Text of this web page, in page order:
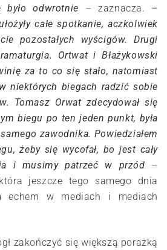
było odwrotnie – zaznacza. –
całe spotkanie, aczkolwiek
pozostałych wyścigów. Drugi
Ortwat i Błażykowski
za to co się stało, natomiast
niektórych biegach radzić sobie
Tomasz Orwat zdecydował się
biegu po ten jeden punkt, była
zawodnika. Powiedziałem
żeby się wycofał, bo jest cały
i musimy patrzeć w przód –
jeszcze tego samego dnia
echem w mediach i mediach
zakończyć się większą porażką